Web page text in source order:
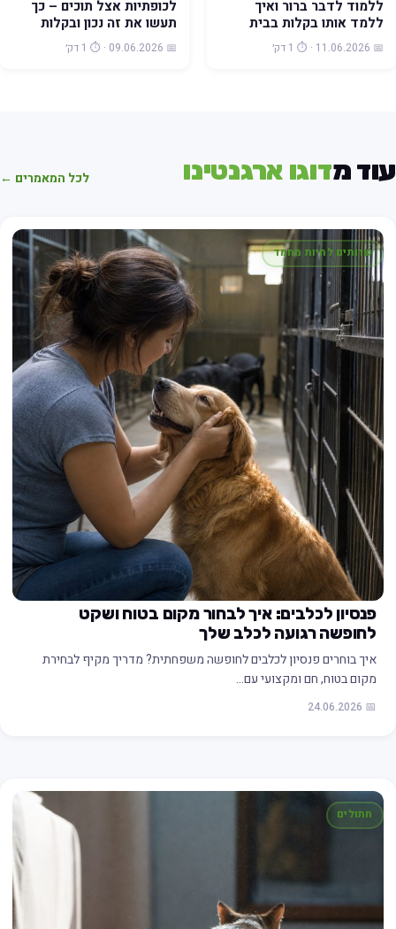
ללמוד לדבר ברור ואיך
ללמד אותו בקלות בבית
📅 11.06.2026 · ⏱️ 1 דק׳
לכופתיות אצל תוכים – כך
תעשו את זה נכון ובקלות
📅 09.06.2026 · ⏱️ 1 דק׳
מדוגו ארגנטינו לכל המאמרים ←
שרותים לחיות מחמד
פנסיון לכלבים: איך לבחור מקום בטוח ושקט
לחופשה רגועה לכלב שלך
איך בוחרים פנסיון לכלבים לחופשה משפחתית? מדריך מקיף לבחירת
מקום בטוח, חם ומקצועי עם…
📅 24.06.2026
חתולים